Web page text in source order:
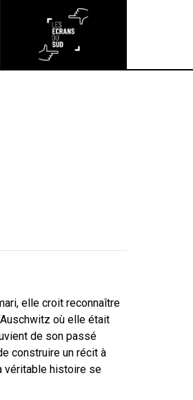
elle croit reconnaître
où elle était
de son passé
construire un récit à
véritable histoire se